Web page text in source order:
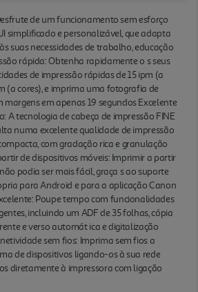
de um funcionamento sem esforço
simplificado e personalizável, que adapta
suas necessidades de trabalho, educação
rápida: Obtenha rapidamente o s seus
de impressão rápidas de 15 ipm (a
(a cores), e imprima uma fotografia de
margens em apenas 19 segundos Excelente
A tecnologia de cabeça de impressão FINE
numa excelente qualidade de impressão
com gradação rica e granulação
de dispositivos móveis: Imprimir a partir
podia ser mais fácil, graça s ao suporte
para Android e para a aplicação Canon
Poupe tempo com funcionalidades
incluindo um ADF de 35 folhas, cópia
e verso automát ica e digitalização
sem fios: Imprima sem fios a
de dispositivos ligando-os à sua rede
diretamente à impressora com ligação